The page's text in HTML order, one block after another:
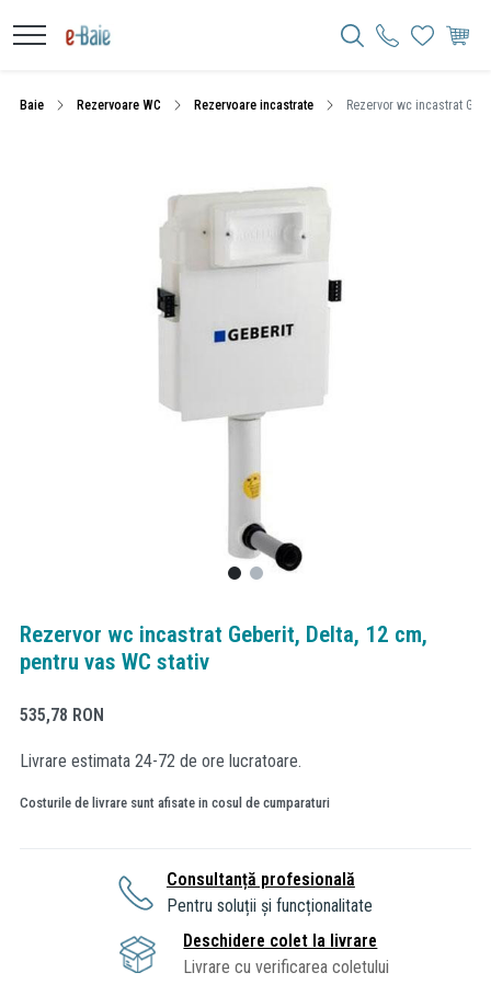
Baie Rezervoare WC Rezervoare incastrate Rezervor wc incastrat
Rezervor wc incastrat Geberit, Delta, 12 cm,
pentru vas WC stativ
535,78 RON
Livrare estimata 24-72 de ore lucratoare.
Costurile de livrare sunt afisate in cosul de cumparaturi
Consultanță profesională
Pentru soluții și funcționalitate
Deschidere colet la livrare
Livrare cu verificarea coletului